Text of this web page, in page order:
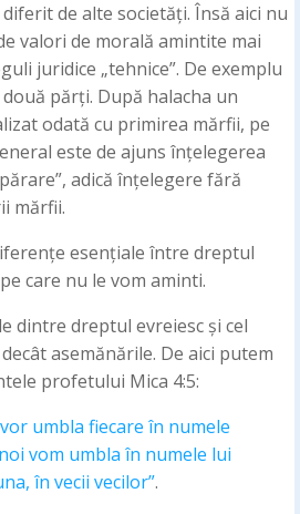
de alte societăți. Însă aici nu
valori de morală amintite mai
juridice „tehnice”. De exemplu
părți. După halacha un
odată cu primirea mărfii, pe
este de ajuns înțelegerea
adică înțelegere fără
mărfii.
esențiale între dreptul
care nu le vom aminti.
dintre dreptul evreiesc și cel
asemănările. De aici putem
profetului Mica 4:5:
umbla fiecare în numele
vom umbla în numele lui
în vecii vecilor”.